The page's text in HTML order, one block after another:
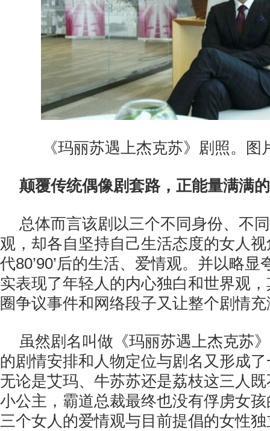
《玛丽苏遇上杰克苏》剧照。图
颠覆传统偶像剧套路， 正能量满满
总体而言该剧以三个不同身份、不
观，却各自坚持自己生活态度的女人
代80’90’后的生活、爱情观。并以略显
实表现了年轻人的内心独白和世界观
圈争议事件和网络段子又让整个剧情
虽然剧名叫做《玛丽苏遇上杰克苏
的剧情安排和人物定位与剧名又形成
无论是艾玛、牛苏苏还是荔枝这三人
小公主，霸道总裁最终也没有俘虏女
三个女人的爱情观与目前提倡的女性